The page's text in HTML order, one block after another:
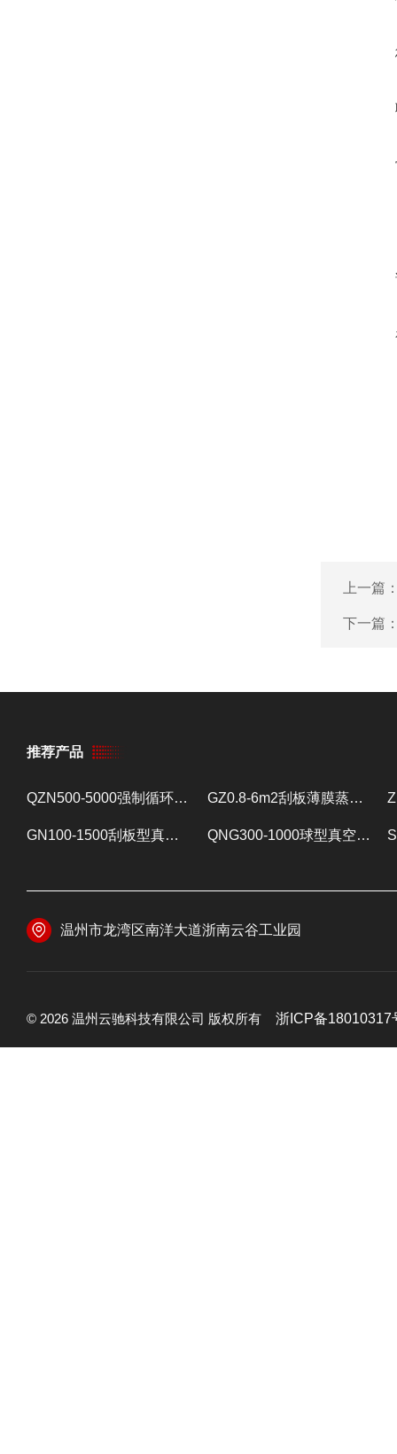
上一篇
下一篇
推荐产品
QZN500-5000强制循环蒸发器 蒸发设备 GZ0.8-6m2刮板薄膜蒸发器 提取浓缩设备
GN100-1500刮板型真空减压浓缩器 提取浓缩设备 QNG300-1000球型真空减压浓缩器 提取浓缩设备
温州市龙湾区南洋大道浙南云谷工业园
© 2026 温州云驰科技有限公司 版权所有 浙ICP备18010317